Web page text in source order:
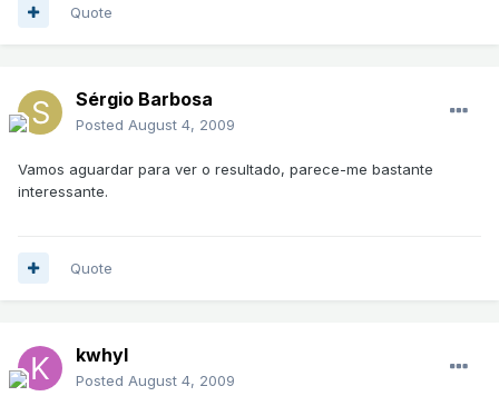
Quote
Sérgio Barbosa
Posted August 4, 2009
Vamos aguardar para ver o resultado, parece-me bastante
interessante.
Quote
kwhyl
Posted August 4, 2009